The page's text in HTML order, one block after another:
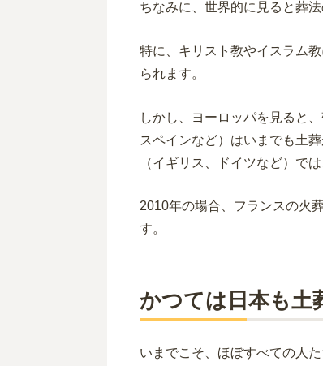
ちなみに、世界的に見ると葬法
特に、キリスト教やイスラム
られます。
しかし、ヨーロッパを見ると
スペインなど）はいまでも土
（イギリス、ドイツなど）で
2010年の場合、フランスの火
す。
かつては日本も土
いまでこそ、ほぼすべての人